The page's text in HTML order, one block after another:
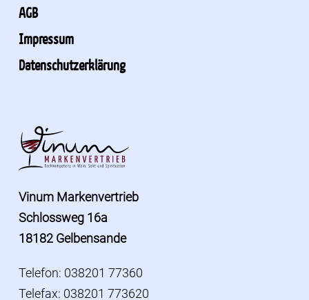
AGB
Impressum
Datenschutzerklärung
Vinum Markenvertrieb
Schlossweg 16a
18182 Gelbensande
Telefon: 038201 77360
Telefax: 038201 773620